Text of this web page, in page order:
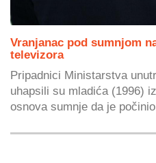
Vranjanac pod sumnjom
televizora
Pripadnici Ministarstva
uhapsili su mladića (1996)
osnova sumnje da je